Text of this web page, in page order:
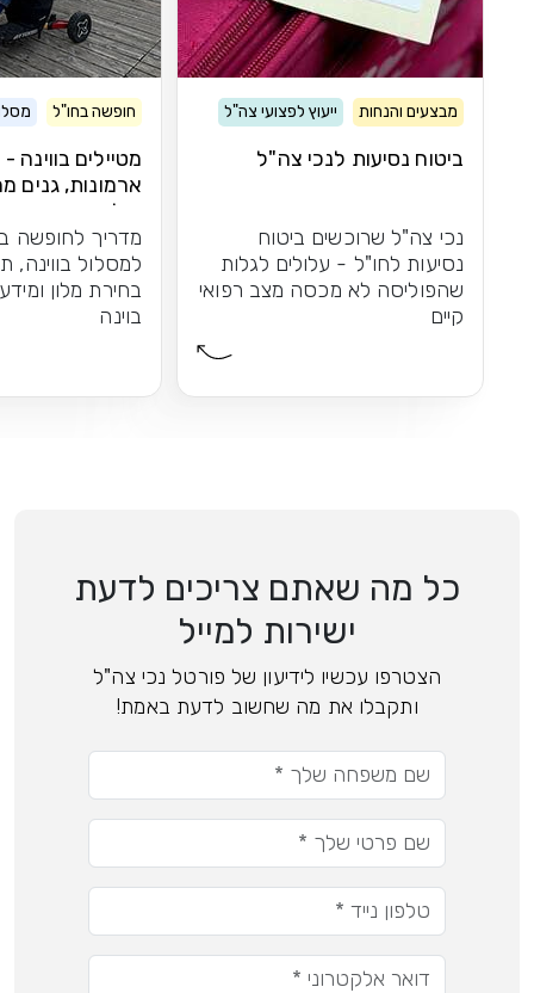
מבצעים והנחות ייעוץ לפצועי צה"ל
ביטוח נסיעות לנכי צה"ל
נכי צה"ל שרוכשים ביטוח
נסיעות לחו"ל - עלולים לגלות
שהפוליסה לא מכסה מצב רפואי
קיים
חופשה בחו"ל
מטיילים בווינה
ארמונות, גנים
וקלאסיקה
מדריך לחופשה
למסלול בווינה,
בחירת מלון
בוינה
כל מה שאתם צריכים לדעת
ישירות למייל
הצטרפו עכשיו לידיעון של פורטל נכי צה"ל
ותקבלו את מה שחשוב לדעת באמת!